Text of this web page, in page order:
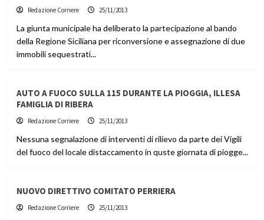
Redazione Corriere 25/11/2013
La giunta municipale ha deliberato la partecipazione al bando
della Regione Siciliana per riconversione e assegnazione di due
immobili sequestrati...
AUTO A FUOCO SULLA 115 DURANTE LA PIOGGIA, ILLESA
FAMIGLIA DI RIBERA
Redazione Corriere 25/11/2013
Nessuna segnalazione di interventi di rilievo da parte dei Vigili
del fuoco del locale distaccamento in quste giornata di piogge...
NUOVO DIRETTIVO COMITATO PERRIERA
Redazione Corriere 25/11/2013